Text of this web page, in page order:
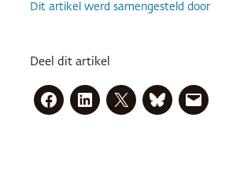
Dit artikel werd samengesteld door
Deel dit artikel